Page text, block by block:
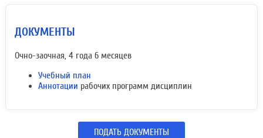
ДОКУМЕНТЫ
Очно-заочная, 4 года 6 месяцев
Учебный план
Аннотации рабочих программ дисциплин
ПОДАТЬ ДОКУМЕНТЫ